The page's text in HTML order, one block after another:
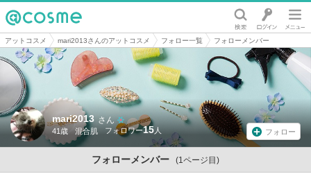
@cosme
アットコスメ mari2013さんのアットコスメ フォロー一覧 フォローメンバー
mari2013 さん
41歳 混合肌 15 フォロー
フォローメンバー (1ページ目)